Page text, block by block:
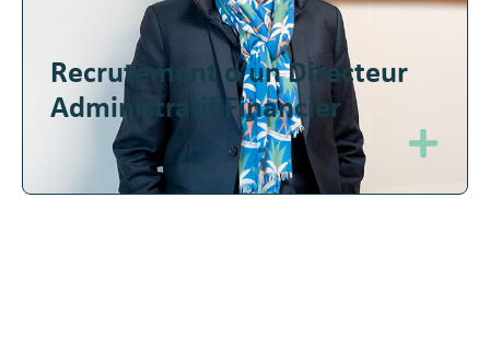
Recrutement d’un Directeur
Administratif Financier